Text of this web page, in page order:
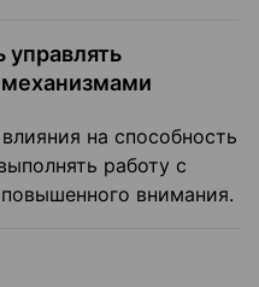
управлять
механизмами
на способность
работу с
внимания.